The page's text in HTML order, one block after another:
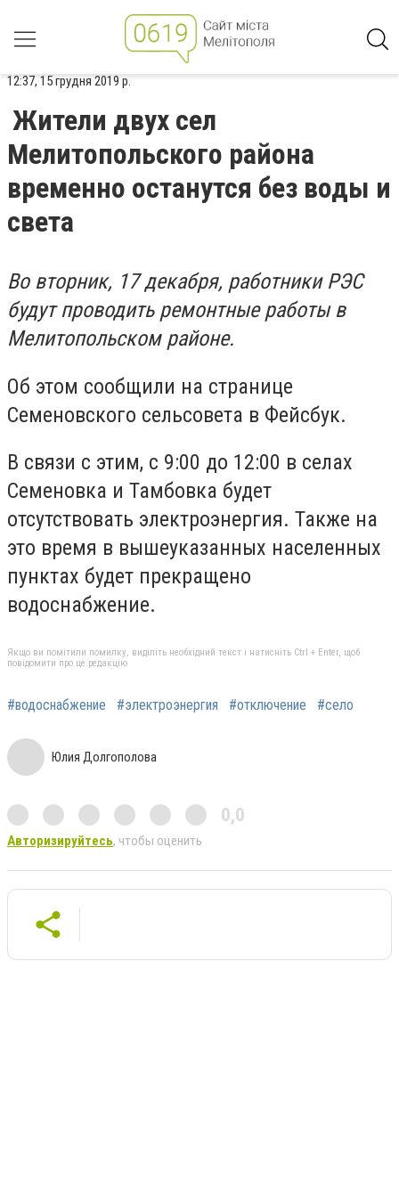
12:37, 15 грудня 2019 р.
Жители двух сел
Мелитопольского района
временно останутся без воды и
света
Во вторник, 17 декабря, работники РЭС
будут проводить ремонтные работы в
Мелитопольском районе.
Об этом сообщили на странице
Семеновского сельсовета в Фейсбук.
В связи с этим, с 9:00 до 12:00 в селах
Семеновка и Тамбовка будет
отсутствовать электроэнергия. Также на
это время в вышеуказанных населенных
пунктах будет прекращено
водоснабжение.
Якщо ви помітили помилку, виділіть необхідний текст і натисніть Ctrl + Enter, щоб
повідомити про це редакцію
#водоснабжение #электроэнергия #отключение #село
Юлия Долгополова
0,0
Авторизируйтесь, чтобы оценить